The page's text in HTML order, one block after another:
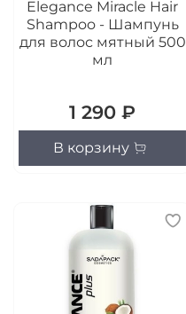
Elegance Miracle Hair
Shampoo - Шампунь
для волос мятный 500
мл
1 290 ₽
В корзину